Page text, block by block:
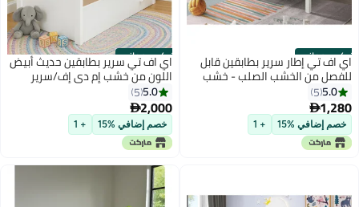
تركيب مجاني
اي اف تي إطار سرير بطابقين قابل
للفصل من الخشب الصلب - خشب
صنوبر أبيض عتيق - سرير مفرد قابل
للتحويل للأطفال والمراهقين وكبار
السن وغرفة الضيوف - تصميم موفر
للمساحة
5.0
5
1,280
خصم إضافي %15 + 1
تركيب مجاني
اي اف تي سرير بطابقين حديث أبيض
اللون من خشب إم دي إف/سرير
بطابقين مزدوج، مثالي لمرتبة بحجم
مزدوج الطابق موفر للمساحة مع
سلم آمن وقضبان أمان، هيكل متين
وفائق الجودة من خشب إم دي إف
للأطفال والمراهقين وغرف نوم
موفرة للمساحة. أبيض (عرفان)
5.0
5
2,000
خصم إضافي %15 + 1